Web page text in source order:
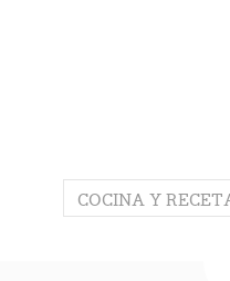
COCINA Y